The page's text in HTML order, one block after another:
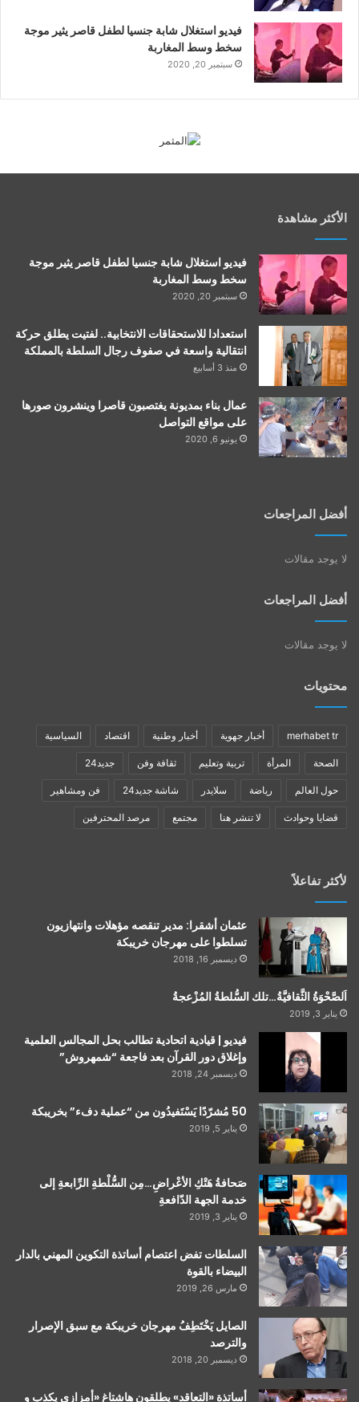
فيديو استغلال شابة جنسيا لطفل قاصر يثير موجة
سخط وسط المغاربة
سبتمبر 20, 2020
الأكثر مشاهدة
فيديو استغلال شابة جنسيا لطفل قاصر يثير موجة
سخط وسط المغاربة
سبتمبر 20, 2020
استعدادا للاستحقاقات الانتخابية.. لفتيت يطلق حركة
انتقالية واسعة في صفوف رجال السلطة بالمملكة
منذ 3 أسابيع
عمال بناء بمديونة يغتصبون قاصرا وينشرون صورها
على مواقع التواصل
يونيو 6, 2020
أفضل المراجعات
لا يوجد مقالات
أفضل المراجعات
لا يوجد مقالات
محتويات
merhabet tr أخبار جهوية أخبار وطنية اقتصاد السياسية
الصحة المرأة تربية وتعليم ثقافة وفن جديد24
حول العالم رياضة سلايدر شاشة جديد24 فن ومشاهير
قضايا وحوادث لا تنشر هنا مجتمع مرصد المحترفين
لأكثر تفاعلاً
عثمان أشقرا: مدير تنقصه مؤهلات وانتهازيون
تسلطوا على مهرجان خريبكة
ديسمبر 16, 2018
اَلصَّحْوَةُ الثَّقافيَّةُ…تلك السُّلطةُ المُزْعجةُ
يناير 3, 2019
فيديو | قيادية اتحادية تطالب بحل المجالس العلمية
وإغلاق دور القرآن بعد فاجعة “شمهروش”
ديسمبر 24, 2018
50 مُشرّدًا يَسْتَفيدُون من “عملية دفء” بخريبكة
يناير 5, 2019
صَحافةُ هَتْكِ الأعْراضِ…مِن السُّلْطةِ الرِّابعةِ إلى
خدمة الجهة الدّافعةِ
يناير 3, 2019
السلطات تفض اعتصام أساتذة التكوين المهني بالدار
البيضاء بالقوة
مارس 26, 2019
الصايل يَخْتَطِفُ مهرجان خريبكة مع سبق الإصرار
والترصد
ديسمبر 20, 2018
أساتذة «التعاقد» يطلقون هاشتاغ «أمزازي يكذب و